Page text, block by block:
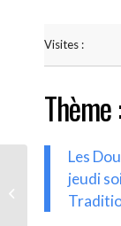
Visites :
Les
jeudi
AA-UNITE.BE